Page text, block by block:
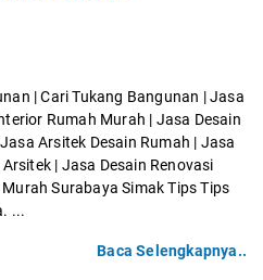
| Cari Tukang Bangunan | Jasa
Rumah Murah | Jasa Desain
Arsitek Desain Rumah | Jasa
| Jasa Desain Renovasi
Surabaya Simak Tips Tips
...
Baca Selengkapnya..